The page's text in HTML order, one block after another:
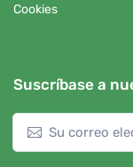
Cookies
Suscríbase a